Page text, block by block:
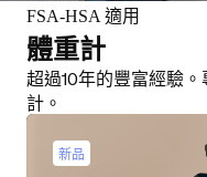
FSA-HSA 適用
體重計
超過10年的豐富經驗
計。
新品